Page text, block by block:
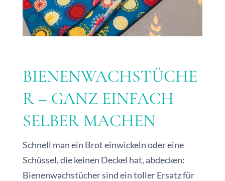
BIENENWACHSTÜCHE
R – GANZ EINFACH
SELBER MACHEN
Schnell man ein Brot einwickeln oder eine
Schüssel, die keinen Deckel hat, abdecken:
Bienenwachstücher sind ein toller Ersatz für